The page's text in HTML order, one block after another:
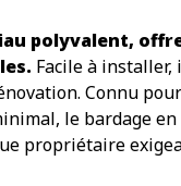
polyvalent,
Facile à installer,
Connu
le bardage en
propriétaire